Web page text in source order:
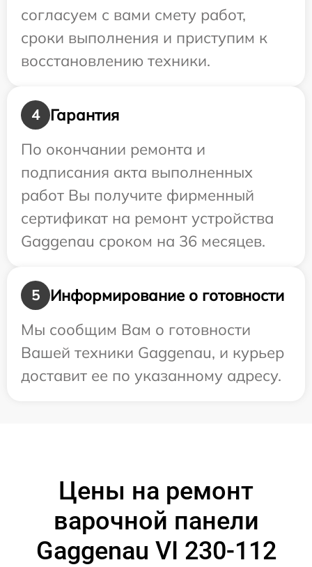
согласуем с вами смету работ,
сроки выполнения и приступим к
восстановлению техники.
4
Гарантия
По окончании ремонта и
подписания акта выполненных
работ Вы получите фирменный
сертификат на ремонт устройства
Gaggenau сроком на 36 месяцев.
5
Информирование о готовности
Мы сообщим Вам о готовности
Вашей техники Gaggenau, и курьер
доставит ее по указанному адресу.
Цены на ремонт
варочной панели
Gaggenau VI 230-112